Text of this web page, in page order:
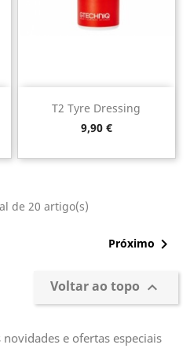
T2 Tyre Dressing
Preço
9,90 €
de 20 artigo(s)
Próximo 
Voltar ao topo 
e ofertas especiais